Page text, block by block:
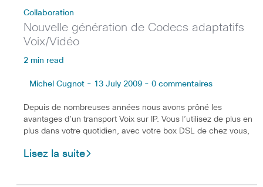
Collaboration
Nouvelle génération de Codecs adaptatifs
Voix/Vidéo
2 min read
Michel Cugnot - 13 July 2009 - 0 commentaires
Depuis de nombreuses années nous avons prôné les
avantages d’un transport Voix sur IP. Vous l’utilisez de plus en
plus dans votre quotidien, avec votre box DSL de chez vous,
Lisez la suite